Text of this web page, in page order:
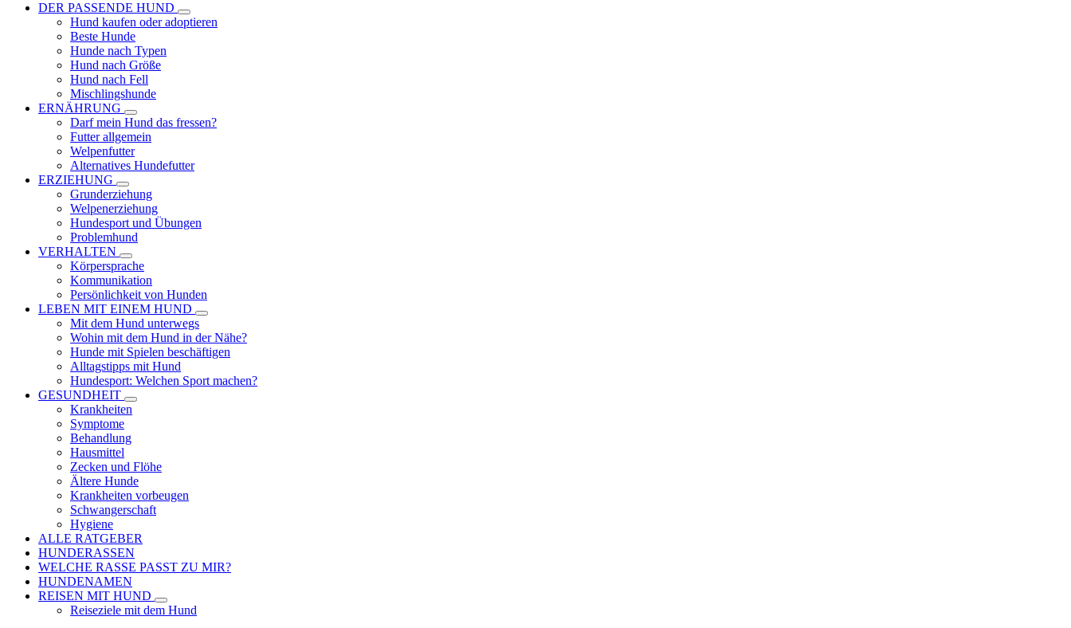
DER PASSENDE HUND
Hund kaufen oder adoptieren
Beste Hunde
Hunde nach Typen
Hund nach Größe
Hund nach Fell
Mischlingshunde
ERNÄHRUNG
Darf mein Hund das fressen?
Futter allgemein
Welpenfutter
Alternatives Hundefutter
ERZIEHUNG
Grunderziehung
Welpenerziehung
Hundesport und Übungen
Problemhund
VERHALTEN
Körpersprache
Kommunikation
Persönlichkeit von Hunden
LEBEN MIT EINEM HUND
Mit dem Hund unterwegs
Wohin mit dem Hund in der Nähe?
Hunde mit Spielen beschäftigen
Alltagstipps mit Hund
Hundesport: Welchen Sport machen?
GESUNDHEIT
Krankheiten
Symptome
Behandlung
Hausmittel
Zecken und Flöhe
Ältere Hunde
Krankheiten vorbeugen
Schwangerschaft
Hygiene
ALLE RATGEBER
HUNDERASSEN
WELCHE RASSE PASST ZU MIR?
HUNDENAMEN
REISEN MIT HUND
Reiseziele mit dem Hund